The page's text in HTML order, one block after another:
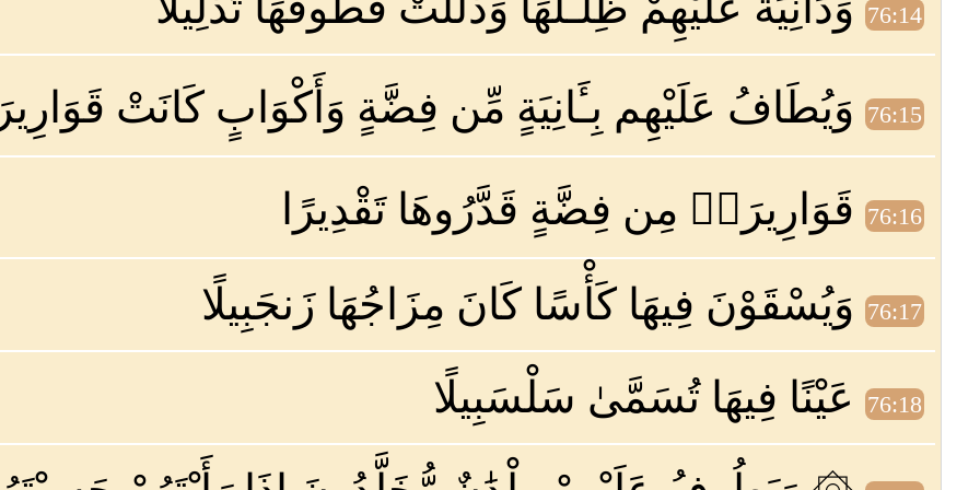
76:14
76:15 وَيُطَافُ عَلَيْهِم بِـَٔانِيَةٍ مِّن فِضَّةٍ وَأَكْوَابٍ كَانَتْ
76:16 قَوَارِيرَا۟ مِن فِضَّةٍ قَدَّرُوهَا تَقْدِيرًا
76:17 وَيُسْقَوْنَ فِيهَا كَأْسًا كَانَ مِزَاجُهَا زَنجَبِيلًا
76:18 عَيْنًا فِيهَا تُسَمَّىٰ سَلْسَبِيلًا